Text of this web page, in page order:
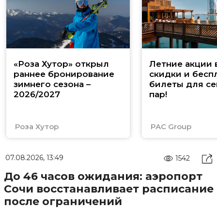
«Роза Хутор» открыл
раннее бронирование
зимнего сезона –
2026/2027
Роза Хутор
Летние акции
скидки и
билеты для
пар!
PAC Group
07.08.2026, 13:49 1542
До 46 часов ожидания: аэропорт
Сочи восстанавливает расписание
после ограничений